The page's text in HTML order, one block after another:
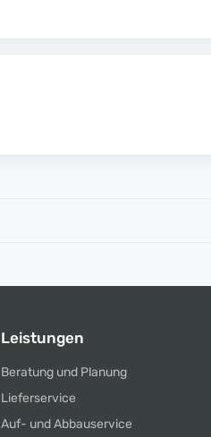
Leistungen
Beratung und Planung
Lieferservice
Auf- und Abbauservice